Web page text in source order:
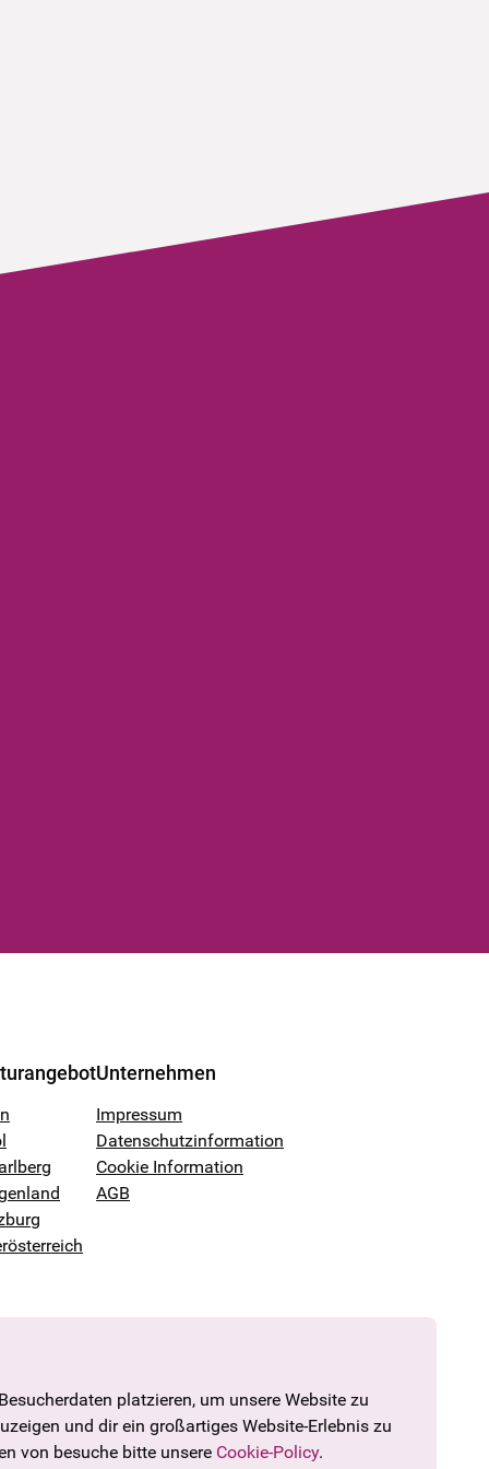
Unternehmen
Impressum
Datenschutzinformation
Cookie Information
AGB
platzieren, um unsere Website zu
und dir ein großartiges Website-Erlebnis zu
von besuche bitte unsere Cookie-Policy.